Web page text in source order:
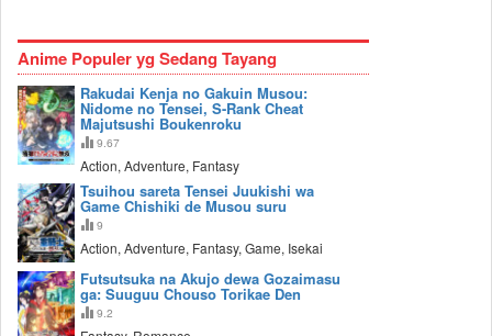
Anime Populer yg Sedang Tayang
Rakudai Kenja no Gakuin Musou:
Nidome no Tensei, S-Rank Cheat
Majutsushi Boukenroku
9.67
Action, Adventure, Fantasy
Tsuihou sareta Tensei Juukishi wa
Game Chishiki de Musou suru
9
Action, Adventure, Fantasy, Game, Isekai
Futsutsuka na Akujo dewa Gozaimasu
ga: Suuguu Chouso Torikae Den
9.2